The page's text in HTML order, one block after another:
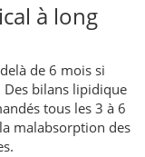
à long
de 6 mois si
Des bilans lipidique
tous les 3 à 6
malabsorption des